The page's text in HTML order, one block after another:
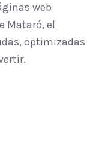
web
Mataró, el
optimizadas